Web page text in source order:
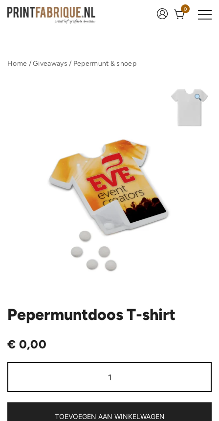
naar
0
Home /Giveaways / Pepermunt & snoep
Pepermuntdoos T-shirt
€ 0,00
T-
TOEVOEGEN AAN WINKELWAGEN